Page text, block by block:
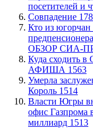
посетителей и
​Совпадение
Кто из югорчан
ОБЗОР СИА-
​Куда сходить в
АФИША 1563
​Умерла
Король 1514
Власти Югры
офис Газпрома
миллиард 1513